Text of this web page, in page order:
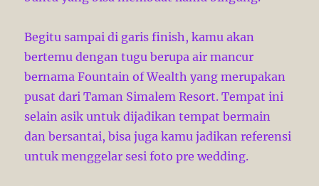
Begitu sampai di garis finish, kamu akan
bertemu dengan tugu berupa air mancur
bernama Fountain of Wealth yang merupakan
pusat dari Taman Simalem Resort. Tempat ini
selain asik untuk dijadikan tempat bermain
dan bersantai, bisa juga kamu jadikan referensi
untuk menggelar sesi foto pre wedding.